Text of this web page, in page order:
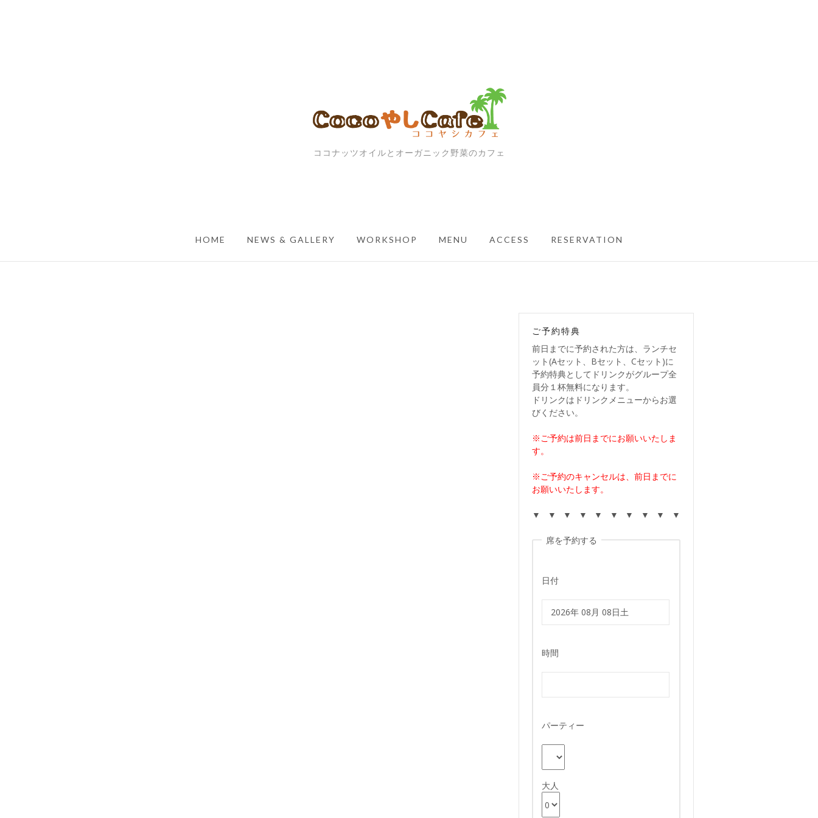
ココナッツオイルとオーガニック野菜のカフェ
HOME NEWS & GALLERY WORKSHOP MENU ACCESS RESERVATION
ご予約特典
前日までに予約された方は、ランチセ
ット(Aセット、Bセット、Cセット)に
予約特典としてドリンクがグループ全
員分１杯無料になります。
ドリンクはドリンクメニューからお選
びください。
※ご予約は前日までにお願いいたしま
す。
※ご予約のキャンセルは、前日までに
お願いいたします。
▼ ▼ ▼ ▼ ▼ ▼ ▼ ▼ ▼ ▼
席を予約する
日付
時間
パーティー
大人